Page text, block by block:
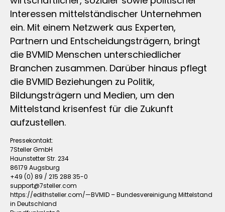
Interessen mittelständischer Unternehmen
ein. Mit einem Netzwerk aus Experten,
Partnern und Entscheidungsträgern, bringt
die BVMID Menschen unterschiedlicher
Branchen zusammen. Darüber hinaus pflegt
die BVMID Beziehungen zu Politik,
Bildungsträgern und Medien, um den
Mittelstand krisenfest für die Zukunft
aufzustellen.
Pressekontakt:
7Steller GmbH
Haunstetter Str. 234
86179 Augsburg
+49 (0) 89 / 215 288 35-0
support@7steller.com
https://edithsteller.com/—BVMID – Bundesvereinigung Mittelstand
in Deutschland